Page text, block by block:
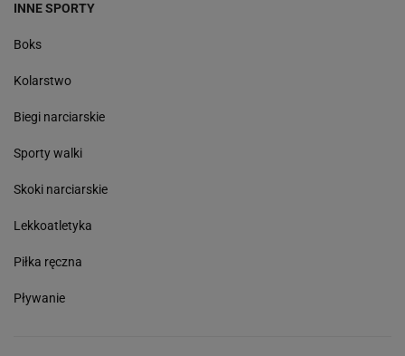
INNE SPORTY
Boks
Kolarstwo
Biegi narciarskie
Sporty walki
Skoki narciarskie
Lekkoatletyka
Piłka ręczna
Pływanie